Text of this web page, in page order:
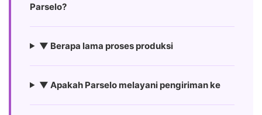
Parselo?
▼ Berapa lama proses produksi
▼ Apakah Parselo melayani pengiriman ke